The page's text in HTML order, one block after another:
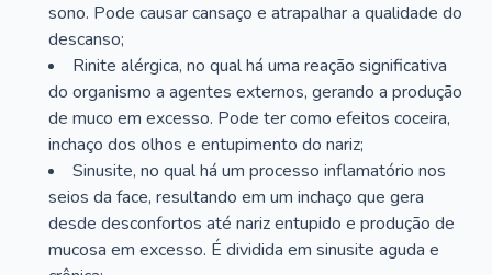
sono. Pode causar cansaço e atrapalhar a qualidade do
descanso;
Rinite alérgica, no qual há uma reação significativa
do organismo a agentes externos, gerando a produção
de muco em excesso. Pode ter como efeitos coceira,
inchaço dos olhos e entupimento do nariz;
Sinusite, no qual há um processo inflamatório nos
seios da face, resultando em um inchaço que gera
desde desconfortos até nariz entupido e produção de
mucosa em excesso. É dividida em sinusite aguda e